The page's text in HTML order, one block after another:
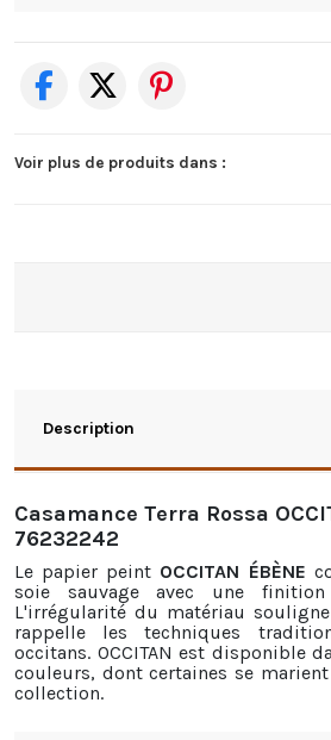
Voir plus de produits dans :
Description
Casamance Terra Rossa
76232242
Le papier peint OCCITAN ÉBÈNE
soie sauvage avec une finition
L'irrégularité du matériau
rappelle les techniques
occitans. OCCITAN est disponible
couleurs, dont certaines se
collection.